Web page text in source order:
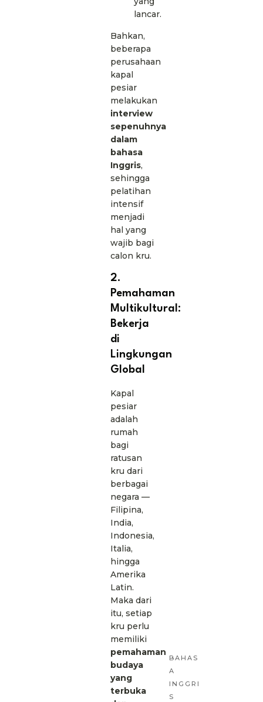
lancar.
Bahkan,
beberapa
perusahaan
kapal
pesiar
melakukan
interview
sepenuhnya
dalam
bahasa
Inggris,
sehingga
pelatihan
intensif
menjadi
hal yang
wajib bagi
calon kru.
2.
Pemahaman
Multikultural:
Bekerja
di
Lingkungan
Global
Kapal
pesiar
adalah
rumah
bagi
ratusan
kru dari
berbagai
negara —
Filipina,
India,
Indonesia,
Italia,
hingga
Amerika
Latin.
Maka dari
itu, setiap
kru perlu
memiliki
pemahaman
budaya
yang
terbuka
BAHAS
A
INGGRI
S